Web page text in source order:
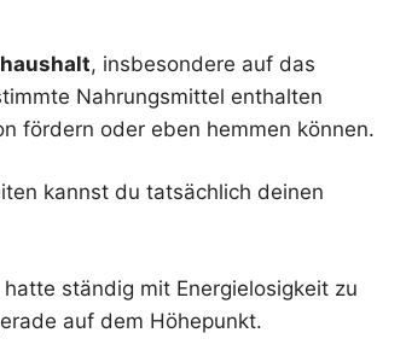
, insbesondere auf das
Nahrungsmittel enthalten
fördern oder eben hemmen können.
kannst du tatsächlich deinen
ständig mit Energielosigkeit zu
auf dem Höhepunkt.